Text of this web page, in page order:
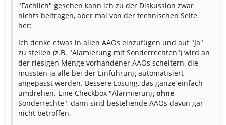
"Fachlich" gesehen kann ich zu der Diskussion zwar
nichts beitragen, aber mal von der technischen Seite
her:
Ich denke etwas in allen AAOs einzufügen und auf "Ja"
zu stellen (z.B. "Alamierung mit Sonderrechten") wird an
der riesigen Menge vorhandener AAOs scheitern, die
müssten ja alle bei der Einführung automatisiert
angepasst werden. Bessere Lösung, das ganze einfach
umdrehen. Eine Checkbox "Alarmierung ohne
Sonderrechte", dann sind bestehende AAOs davon gar
nicht betroffen.